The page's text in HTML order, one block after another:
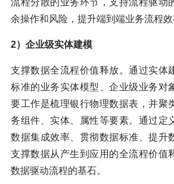
余操作和风险，提升端到端业务流程效
2）企业级实体建模
支撑数据全流程价值释放。通过实体
标准的业务实体模型、企业级业务对
要工作是梳理银行物理数据表，并聚
务组件、实体、属性等要素。通过定
数据集成效率、贯彻数据标准、提升
支撑数据从产生到应用的全流程价值
数据驱动流程的基石。